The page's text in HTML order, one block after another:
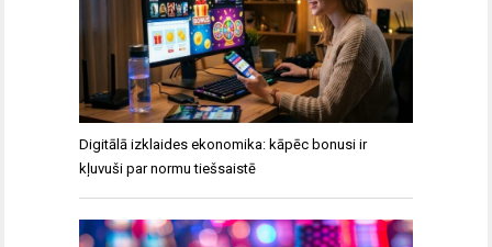
Digitālā izklaides ekonomika: kāpēc bonusi ir
kļuvuši par normu tiešsaistē